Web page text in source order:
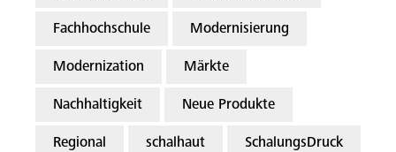
Fachhochschule Modernisierung
Modernization Märkte
Nachhaltigkeit Neue Produkte
Regional schalhaut SchalungsDruck